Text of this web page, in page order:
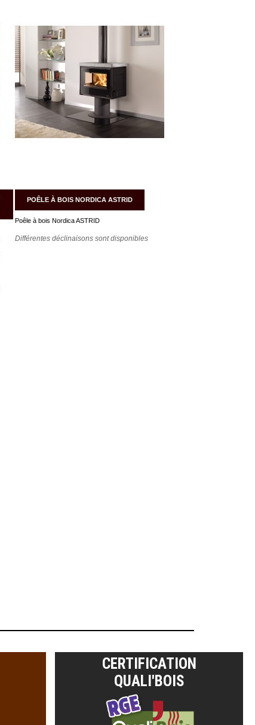
POÊLE À BOIS NORDICA ASTRID
Poêle à bois Nordica ASTRID
Différentes déclinaisons sont disponibles
CERTIFICATION
QUALI'BOIS